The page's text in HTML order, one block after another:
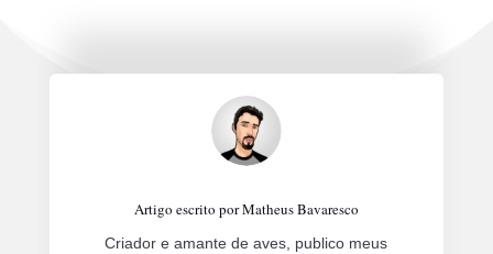
Artigo escrito por Matheus Bavaresco
Criador e amante de aves, publico meus